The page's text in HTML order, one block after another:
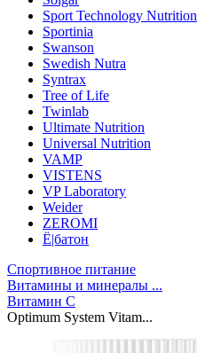
Sport Technology Nutrition
Sportinia
Swanson
Swedish Nutra
Syntrax
Tree of Life
Twinlab
Ultimate Nutrition
Universal Nutrition
VAMP
VISTENS
VP Laboratory
Weider
ZEROMI
Ё|батон
Спортивное питание
Витамины и минералы ...
Витамин C
Optimum System Vitam...